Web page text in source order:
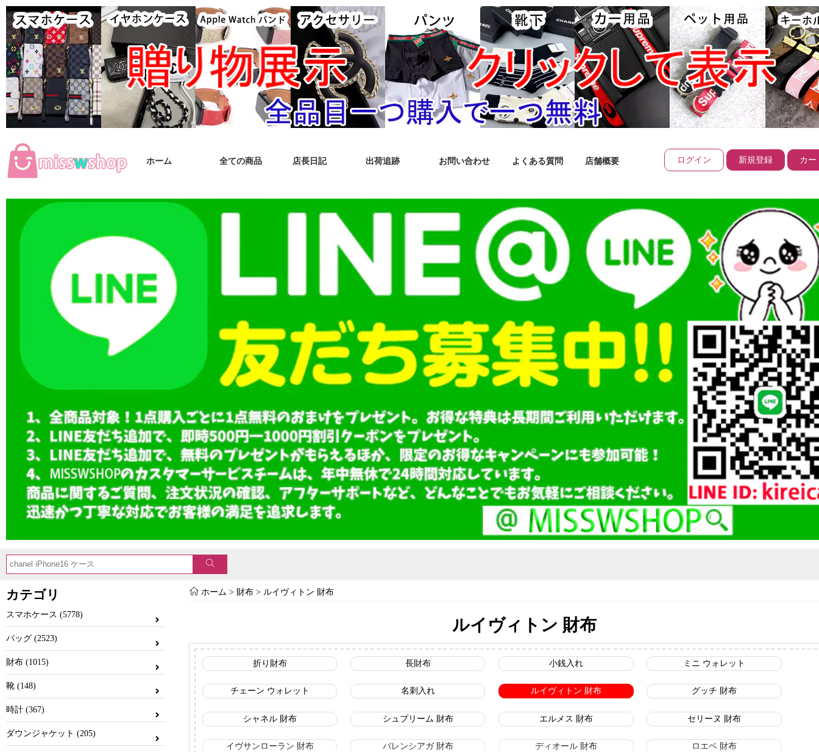
ホーム 全ての商品 店長日記 出荷追跡 お問い合わせ よくある質問 店舗概要 ログイン 新規登録 カー
カテゴリ
スマホケース (5778)
バッグ (2523)
財布 (1015)
靴 (148)
時計 (367)
ダウンジャケット (205)
ホーム > 財布 > ルイヴィトン 財布
ルイヴィトン 財布
折り財布 長財布 小銭入れ ミニ ウォレット
チェーン ウォレット 名刺入れ ルイヴィトン 財布 グッチ 財布
シャネル 財布 シュプリーム 財布 エルメス 財布 セリーヌ 財布
イヴサンローラン 財布 バレンシアガ 財布 ディオール 財布 ロエベ 財布